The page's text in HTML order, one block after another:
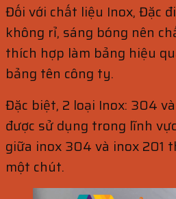
Đối với chất liệu Inox, Đặc
không rỉ, sáng bóng nên
thích hợp làm bảng hiệu
bảng tên công ty.
Đặc biệt, 2 loại Inox: 304
được sử dụng trong lĩnh
giữa inox 304 và inox 201
một chút.